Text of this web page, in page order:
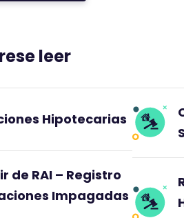
leer
Hipotecarias
de RAI – Registro
Impagadas